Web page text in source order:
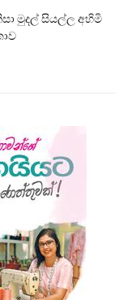
මුදල් සියල්ල අහිමි